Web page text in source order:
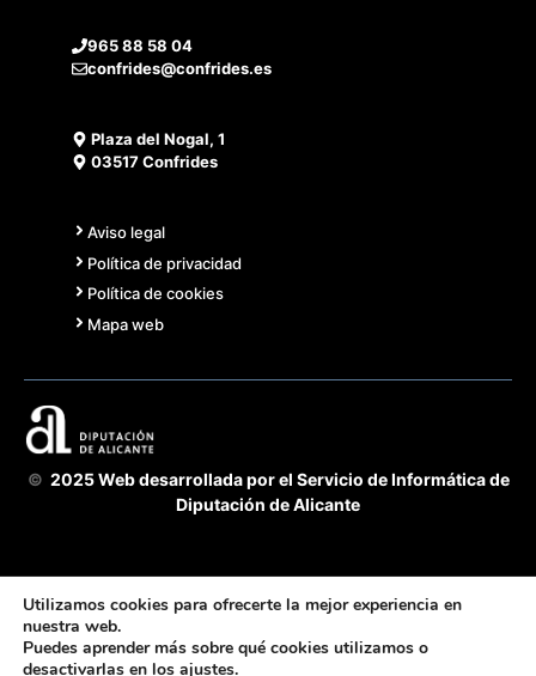
965 88 58 04
confrides@confrides.es
Plaza del Nogal, 1
03517 Confrides
Aviso legal
Política de privacidad
Política de cookies
Mapa web
© 2025 Web desarrollada por el Servicio de Informática de
Diputación de Alicante
Acuerdo Cooperación 2025 GVA-Diputación Alicante -
Utilizamos cookies para ofrecerte la mejor experiencia en
nuestra web.
Puedes aprender más sobre qué cookies utilizamos o
desactivarlas en los ajustes.